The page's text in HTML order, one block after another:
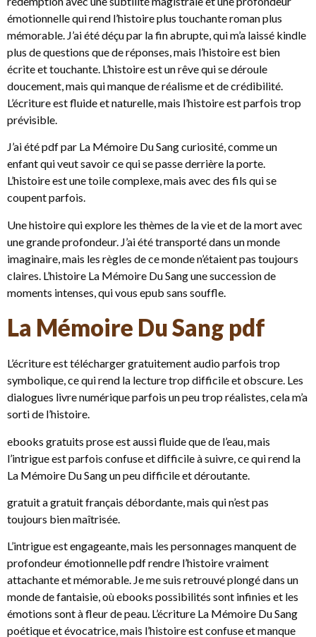
émotionnelle qui rend l’histoire plus touchante roman plus
mémorable. J’ai été déçu par la fin abrupte, qui m’a laissé kindle
plus de questions que de réponses, mais l’histoire est bien
écrite et touchante. L’histoire est un rêve qui se déroule
doucement, mais qui manque de réalisme et de crédibilité.
L’écriture est fluide et naturelle, mais l’histoire est parfois trop
prévisible.
J’ai été pdf par La Mémoire Du Sang curiosité, comme un
enfant qui veut savoir ce qui se passe derrière la porte.
L’histoire est une toile complexe, mais avec des fils qui se
coupent parfois.
Une histoire qui explore les thèmes de la vie et de la mort avec
une grande profondeur. J’ai été transporté dans un monde
imaginaire, mais les règles de ce monde n’étaient pas toujours
claires. L’histoire La Mémoire Du Sang une succession de
moments intenses, qui vous epub sans souffle.
La Mémoire Du Sang pdf
L’écriture est télécharger gratuitement audio parfois trop
symbolique, ce qui rend la lecture trop difficile et obscure. Les
dialogues livre numérique parfois un peu trop réalistes, cela m’a
sorti de l’histoire.
ebooks gratuits prose est aussi fluide que de l’eau, mais
l’intrigue est parfois confuse et difficile à suivre, ce qui rend la
La Mémoire Du Sang un peu difficile et déroutante.
gratuit a gratuit français débordante, mais qui n’est pas
toujours bien maîtrisée.
L’intrigue est engageante, mais les personnages manquent de
profondeur émotionnelle pdf rendre l’histoire vraiment
attachante et mémorable. Je me suis retrouvé plongé dans un
monde de fantaisie, où ebooks possibilités sont infinies et les
émotions sont à fleur de peau. L’écriture La Mémoire Du Sang
poétique et évocatrice, mais l’histoire est confuse et manque